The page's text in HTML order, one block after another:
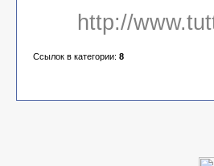
http://
Ссылок в категории: 8